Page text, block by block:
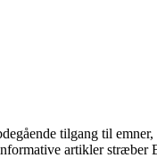
tilgang til
artikler stræber